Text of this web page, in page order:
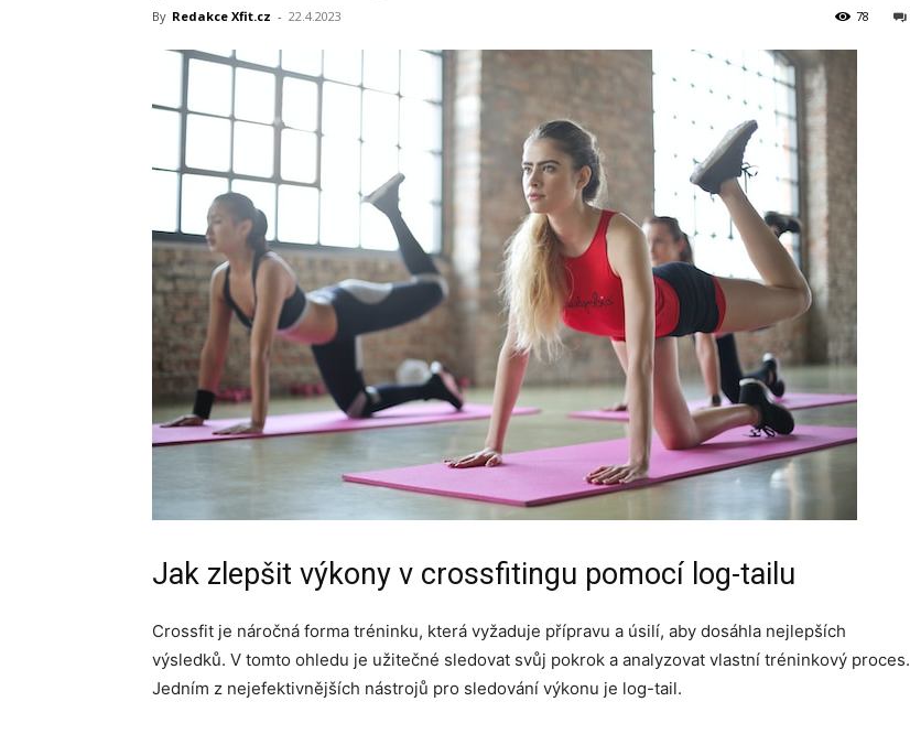
By Redakce Xfit.cz - 22.4.2023 78
Jak zlepšit výkony v crossfitingu pomocí log-tailu
Crossfit je náročná forma tréninku, která vyžaduje přípravu a úsilí, aby dosáhla nejlepších
výsledků. V tomto ohledu je užitečné sledovat svůj pokrok a analyzovat vlastní tréninkový proces.
Jedním z nejefektivnějších nástrojů pro sledování výkonu je log-tail.